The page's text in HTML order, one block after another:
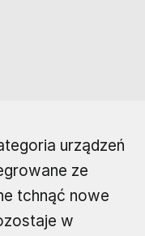
urządzeń
ze
tchnąć nowe
w